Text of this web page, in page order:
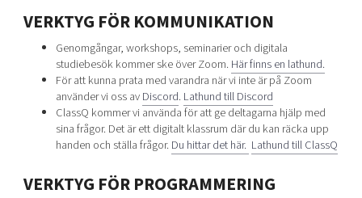
Bright East
East Sweden Tech Women
Reversed mentorship
Current offers and activities
Talent & skills
Offers to boost your business
Funding opportunities
Publications
Project toolbox
Our clusters
Reach out to us
VERKTYG FÖR KOMMUNIKATION
Genomgångar, workshops, seminarier och digitala
studiebesök kommer ske över Zoom. Här finns en lathund.
För att kunna prata med varandra när vi inte är på Zoom
använder vi oss avDiscord. Lathund till Discord
ClassQ kommer vi använda för att ge deltagarna hjälp med
sina frågor. Det är ett digitalt klassrum där du kan räcka upp
handen och ställa frågor. Du hittar det här. Lathund till ClassQ
VERKTYG FÖR PROGRAMMERING